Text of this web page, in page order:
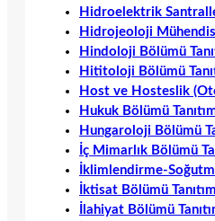
Hidroelektrik
Hidrojeoloji
Hindoloji Bölümü
Hititoloji Bölümü
Host ve Hosteslik
Hukuk Bölümü
Hungaroloji Bölümü
İç Mimarlık Bölümü
İklimlendirme-
İktisat Bölümü
İlahiyat Bölümü